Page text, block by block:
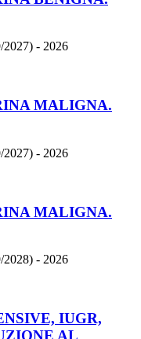
- 2026
MALIGNA.
- 2026
MALIGNA.
- 2026
IUGR,
AL